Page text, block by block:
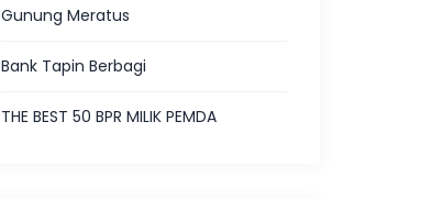
Gunung Meratus
Bank Tapin Berbagi
THE BEST 50 BPR MILIK PEMDA